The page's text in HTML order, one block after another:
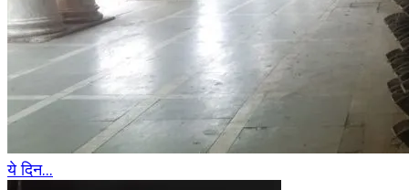
ये दिन...